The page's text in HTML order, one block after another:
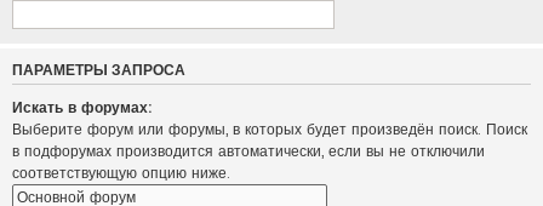
ПАРАМЕТРЫ ЗАПРОСА
Искать в форумах:
Выберите форум или форумы, в которых будет произведён поиск. Поиск
в подфорумах производится автоматически, если вы не отключили
соответствующую опцию ниже.